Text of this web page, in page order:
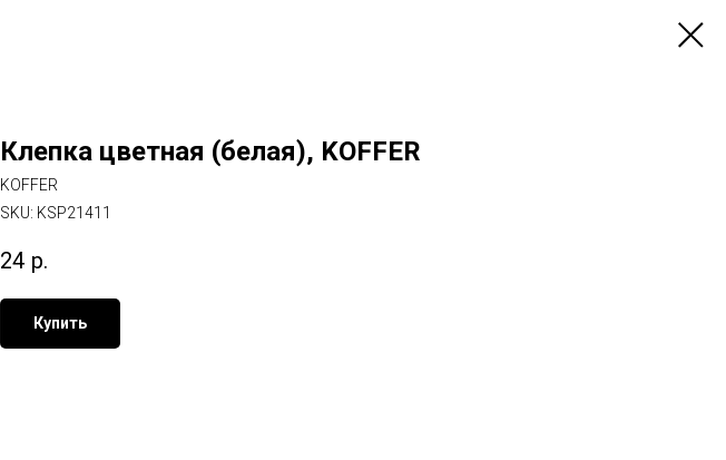
Клепка цветная (белая), KOFFER
KOFFER
SKU: KSP21411
24 р.
Купить